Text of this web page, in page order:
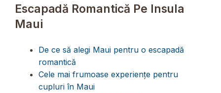
Escapadă Romantică Pe Insula
Maui
De ce să alegi Maui pentru o escapadă
romantică
Cele mai frumoase experiențe pentru
cupluri în Maui